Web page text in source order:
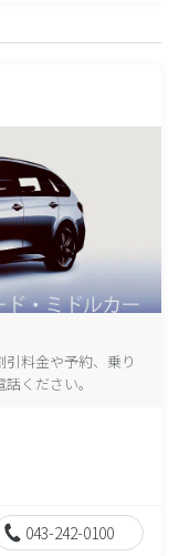
料金や予約、乗り
ください。
043-242-0100